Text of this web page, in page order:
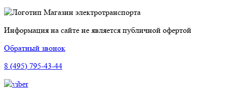
Магазин электротранспорта
Информация на сайте не является публичной офертой
Обратный звонок
8 (495) 795-43-44